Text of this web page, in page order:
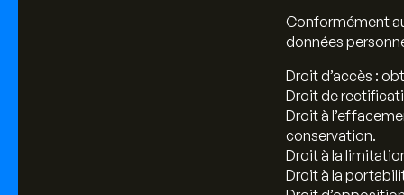
Conformément
données
Droit d’accès :
Droit de
Droit à
conservation.
Droit à la
Droit à la